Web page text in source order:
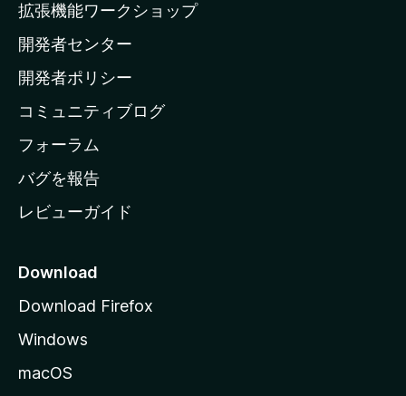
ホ
ー
ム
ー
ジ
へ
拡張機能ワークショップ
開発者センター
開発者ポリシー
コミュニティブログ
フォーラム
バグを報告
レビューガイド
Download
Download Firefox
Windows
macOS